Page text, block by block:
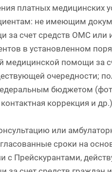
платных медицинских
не имеющим
за счет средств ОМС
в установленном
медицинской помощи за
очередности;
бюджетом
коррекция и
или
сроки на
с Прейскурантами,